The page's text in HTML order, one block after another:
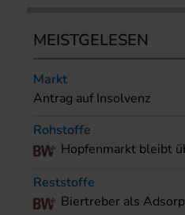
MEISTGELESEN
Markt
Antrag auf Insolvenz
Rohstoffe
Hopfenmarkt bleibt
Reststoffe
Biertreber als